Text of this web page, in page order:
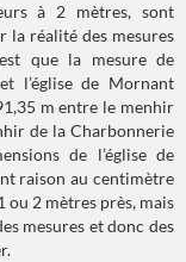
à 2 mètres, sont
la réalité des mesures
que la mesure de
l’église de Mornant
m entre le menhir
de la Charbonnerie
de l’église de
raison au centimètre
ou 2 mètres près, mais
mesures et donc des